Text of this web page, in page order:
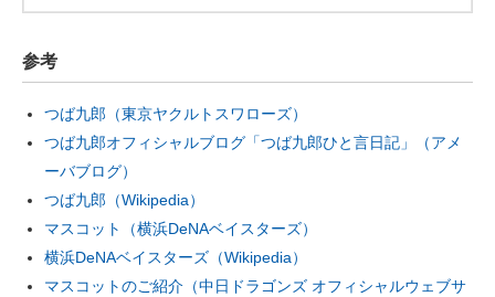
参考
つば九郎（東京ヤクルトスワローズ）
つば九郎オフィシャルブログ「つば九郎ひと言日記」（アメ
ーバブログ）
つば九郎（Wikipedia）
マスコット（横浜DeNAベイスターズ）
横浜DeNAベイスターズ（Wikipedia）
マスコットのご紹介（中日ドラゴンズ オフィシャルウェブサ